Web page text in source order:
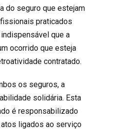
do seguro que estejam
praticados
que a
ocorrido que esteja
contratado.
os seguros, a
solidária. Esta
é responsabilizado
ligados ao serviço